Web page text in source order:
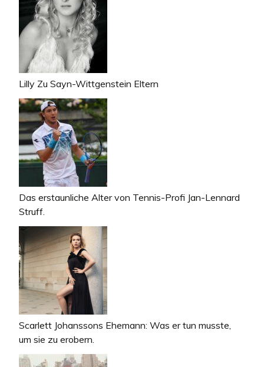
Lilly Zu Sayn-Wittgenstein Eltern
Das erstaunliche Alter von Tennis-Profi Jan-Lennard
Struff.
Scarlett Johanssons Ehemann: Was er tun musste,
um sie zu erobern.